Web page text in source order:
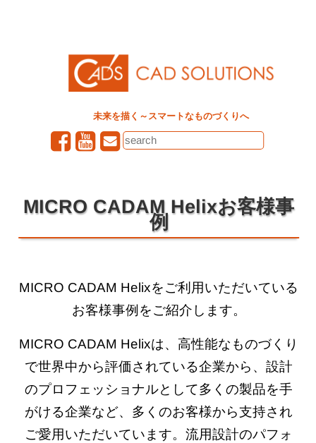
未来を描く～スマートなものづくりへ
MICRO CADAM Helixお客様事
例
MICRO CADAM Helixをご利用いただいている
お客様事例をご紹介します。
MICRO CADAM Helixは、高性能なものづくり
で世界中から評価されている企業から、設計
のプロフェッショナルとして多くの製品を手
がける企業など、多くのお客様から支持され
ご愛用いただいています。流用設計のパフォ